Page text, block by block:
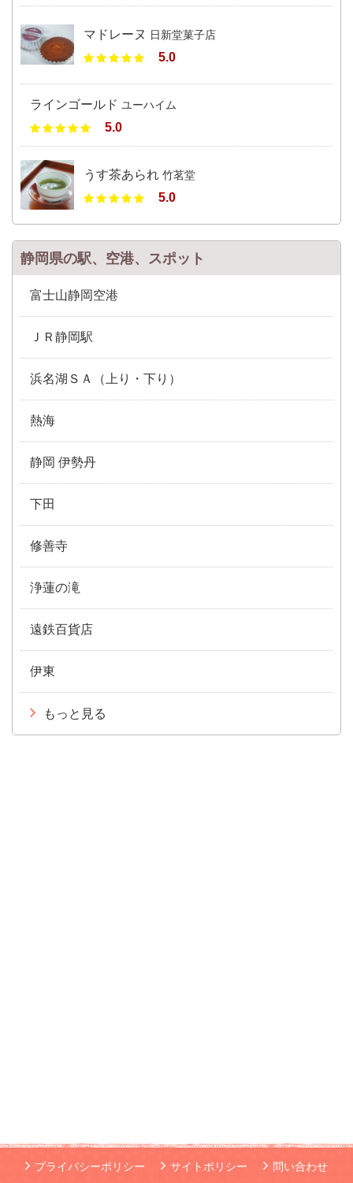
マドレーヌ 日新堂菓子店
5.0
ラインゴールド ユーハイム
5.0
うす茶あられ 竹茗堂
5.0
静岡県の駅、空港、スポット
富士山静岡空港
ＪＲ静岡駅
浜名湖ＳＡ（上り・下り）
熱海
静岡 伊勢丹
下田
修善寺
浄蓮の滝
遠鉄百貨店
伊東
もっと見る
プライバシーポリシー サイトポリシー 問い合わせ